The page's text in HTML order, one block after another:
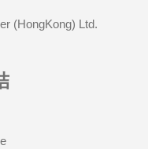
(HongKong) Ltd.